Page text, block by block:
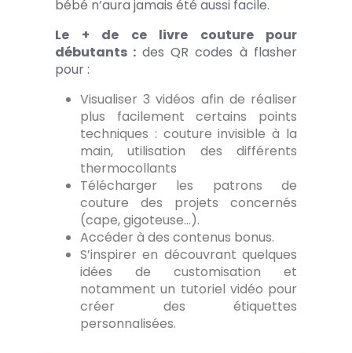
bébé n’aura jamais été aussi facile.
Le + de ce livre couture pour
débutants : des QR codes à flasher
pour :
Visualiser 3 vidéos afin de réaliser
plus facilement certains points
techniques : couture invisible à la
main, utilisation des différents
thermocollants
Télécharger les patrons de
couture des projets concernés
(cape, gigoteuse…).
Accéder à des contenus bonus.
S’inspirer en découvrant quelques
idées de customisation et
notamment un tutoriel vidéo pour
créer des étiquettes
personnalisées.